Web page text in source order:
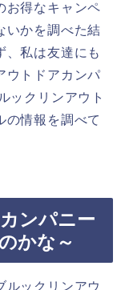
お得なキャンペ
いかを調べた結
、私は友達にも
ウトドアカンパ
ックリンアウト
の情報を調べて
ンパニー
かな～
ルックリンアウ